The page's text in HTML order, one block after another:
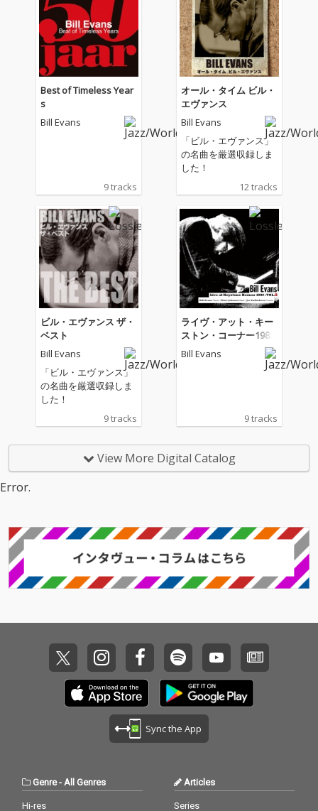
Best of Timeless Year
s
Bill Evans
9 tracks
オール・タイム ビル・
エヴァンス
Bill Evans
「ビル・エヴァンス」
の名曲を厳選収録しま
した！
12 tracks
ビル・エヴァンス ザ・
ベスト
Bill Evans
「ビル・エヴァンス」
の名曲を厳選収録しま
した！
9 tracks
ライヴ・アット・キー
ストン・コーナー1980
: VOL.8
Bill Evans
9 tracks
View More Digital Catalog
Error.
Sync the App
Genre- All Genres
Hi-res
Articles
Series